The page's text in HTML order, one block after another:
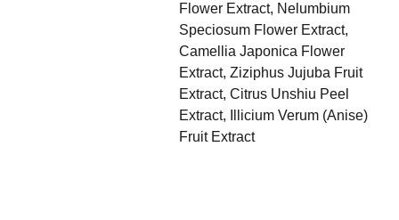
Flower Extract, Nelumbium
Speciosum Flower Extract,
Camellia Japonica Flower
Extract, Ziziphus Jujuba Fruit
Extract, Citrus Unshiu Peel
Extract, Illicium Verum (Anise)
Fruit Extract